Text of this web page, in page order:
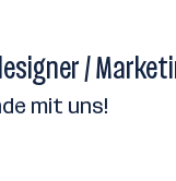
/
mit uns!